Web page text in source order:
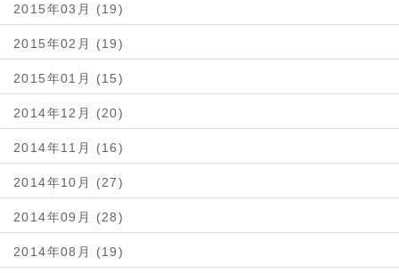
2015年03月 (19)
2015年02月 (19)
2015年01月 (15)
2014年12月 (20)
2014年11月 (16)
2014年10月 (27)
2014年09月 (28)
2014年08月 (19)